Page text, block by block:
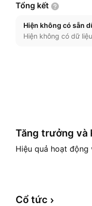
Tổng kết
Hiện không có sẵn
Hiện không có dữ
Tăng trưởng và
Hiệu quả hoạt
Cổ tức